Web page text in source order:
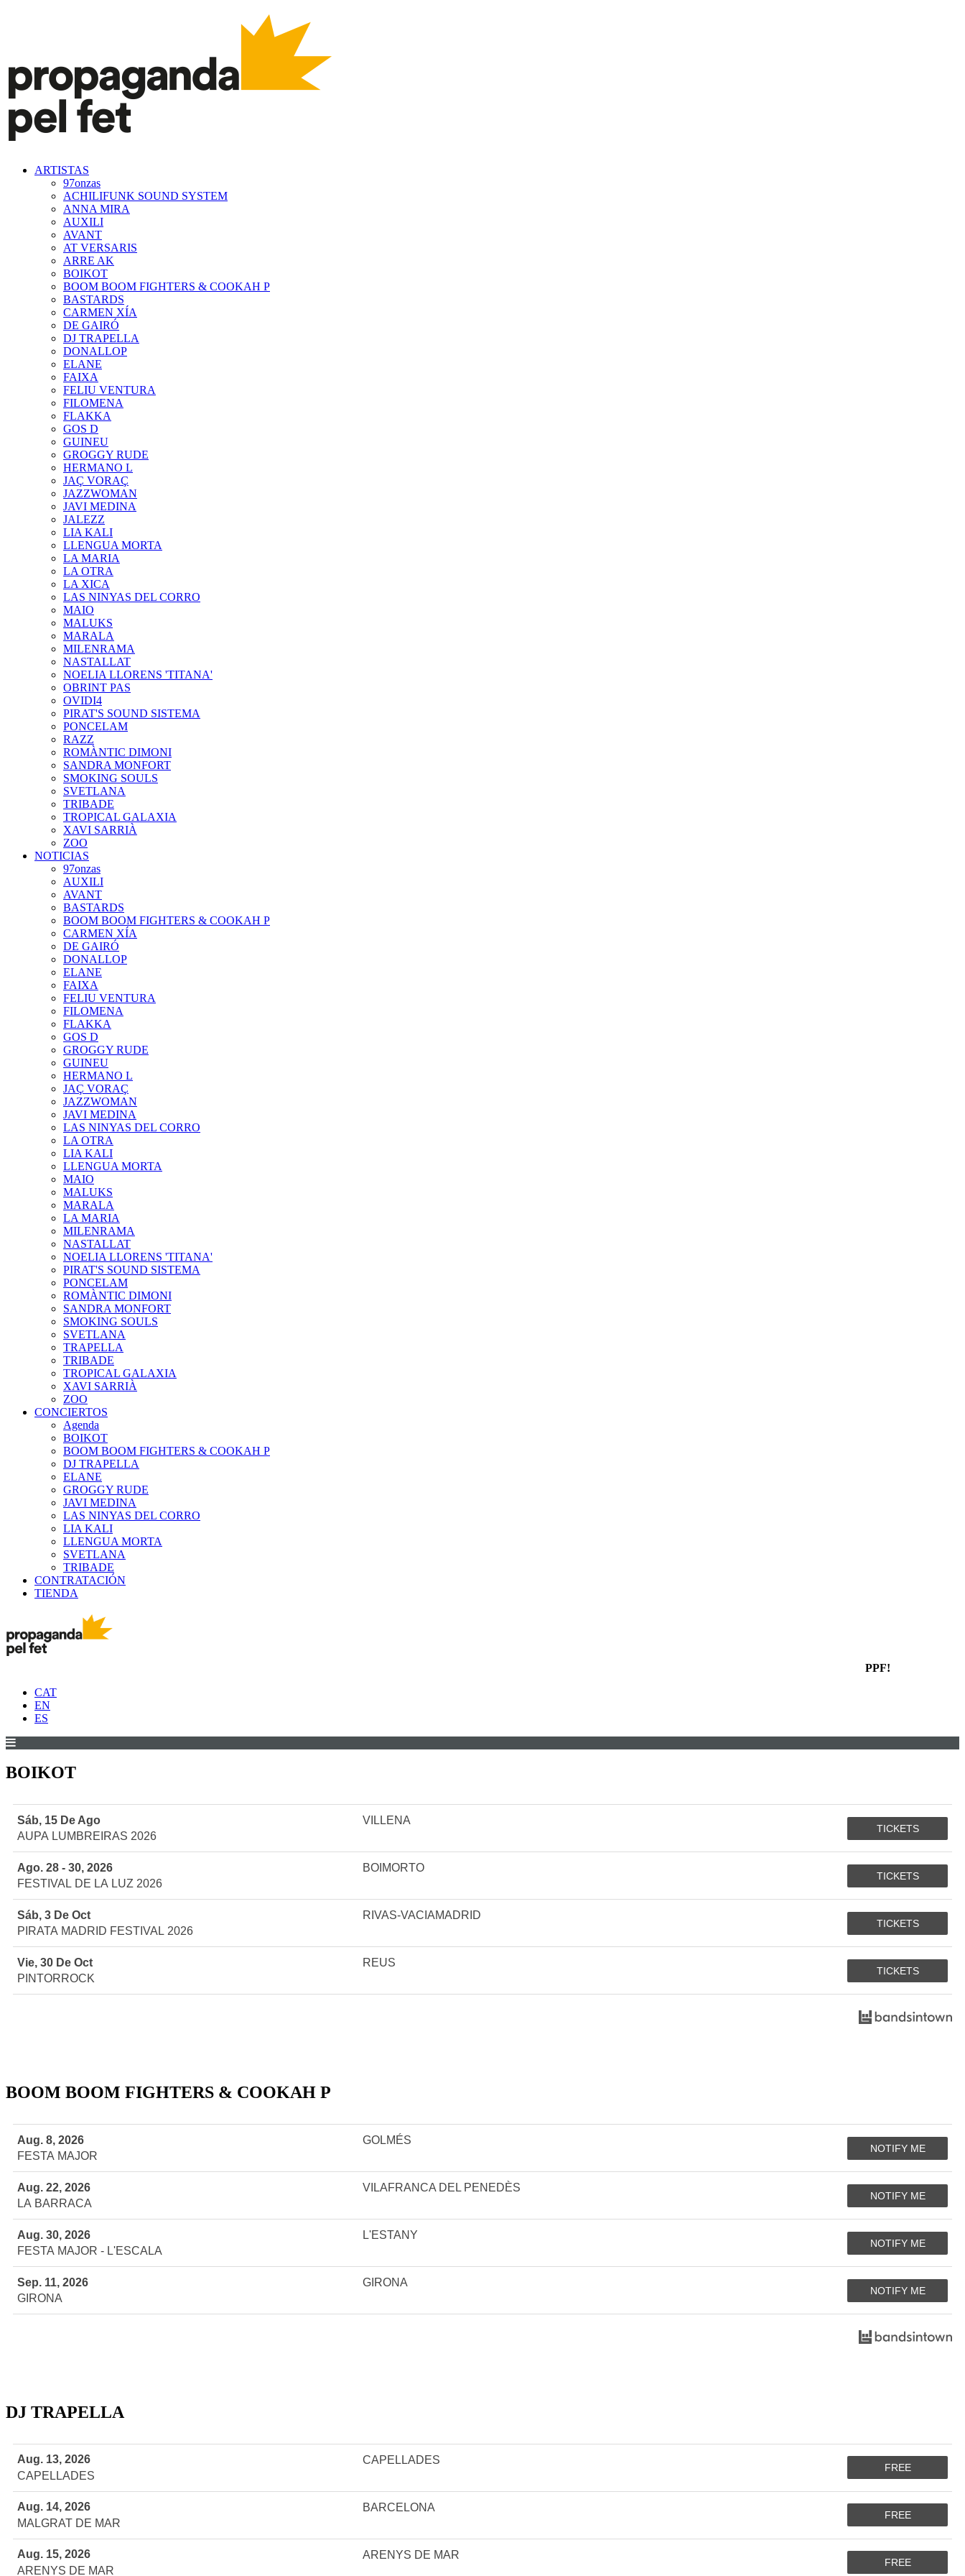
ARTISTAS
97onzas
ACHILIFUNK SOUND SYSTEM
ANNA MIRA
AUXILI
AVANT
AT VERSARIS
ARRE AK
BOIKOT
BOOM BOOM FIGHTERS & COOKAH P
BASTARDS
CARMEN XÍA
DE GAIRÓ
DJ TRAPELLA
DONALLOP
ELANE
FAIXA
FELIU VENTURA
FILOMENA
FLAKKA
GOS D
GUINEU
GROGGY RUDE
HERMANO L
JAÇ VORAÇ
JAZZWOMAN
JAVI MEDINA
JALEZZ
LIA KALI
LLENGUA MORTA
LA MARIA
LA OTRA
LA XICA
LAS NINYAS DEL CORRO
MAIO
MALUKS
MARALA
MILENRAMA
NASTALLAT
NOELIA LLORENS 'TITANA'
OBRINT PAS
OVIDI4
PIRAT'S SOUND SISTEMA
PONCELAM
RAZZ
ROMÀNTIC DIMONI
SANDRA MONFORT
SMOKING SOULS
SVETLANA
TRIBADE
TROPICAL GALAXIA
XAVI SARRIÀ
ZOO
NOTICIAS
97onzas
AUXILI
AVANT
BASTARDS
BOOM BOOM FIGHTERS & COOKAH P
CARMEN XÍA
DE GAIRÓ
DONALLOP
ELANE
FAIXA
FELIU VENTURA
FILOMENA
FLAKKA
GOS D
GROGGY RUDE
GUINEU
HERMANO L
JAÇ VORAÇ
JAZZWOMAN
JAVI MEDINA
LAS NINYAS DEL CORRO
LA OTRA
LIA KALI
LLENGUA MORTA
MAIO
MALUKS
MARALA
LA MARIA
MILENRAMA
NASTALLAT
NOELIA LLORENS 'TITANA'
PIRAT'S SOUND SISTEMA
PONCELAM
ROMÀNTIC DIMONI
SANDRA MONFORT
SMOKING SOULS
SVETLANA
TRAPELLA
TRIBADE
TROPICAL GALAXIA
XAVI SARRIÀ
ZOO
CONCIERTOS
Agenda
BOIKOT
BOOM BOOM FIGHTERS & COOKAH P
DJ TRAPELLA
ELANE
GROGGY RUDE
JAVI MEDINA
LAS NINYAS DEL CORRO
LIA KALI
LLENGUA MORTA
SVETLANA
TRIBADE
CONTRATACIÓN
TIENDA
PPF!
CAT
EN
ES
BOIKOT
Sáb, 15 De Ago
VILLENA
AUPA LUMBREIRAS 2026
TICKETS
Ago. 28 - 30, 2026
BOIMORTO
FESTIVAL DE LA LUZ 2026
TICKETS
Sáb, 3 De Oct
RIVAS-VACIAMADRID
PIRATA MADRID FESTIVAL 2026
TICKETS
Vie, 30 De Oct
REUS
PINTORROCK
TICKETS
BOOM BOOM FIGHTERS & COOKAH P
Aug. 8, 2026
GOLMÉS
FESTA MAJOR
NOTIFY ME
Aug. 22, 2026
VILAFRANCA DEL PENEDÈS
LA BARRACA
NOTIFY ME
Aug. 30, 2026
L'ESTANY
FESTA MAJOR - L'ESCALA
NOTIFY ME
Sep. 11, 2026
GIRONA
GIRONA
NOTIFY ME
DJ TRAPELLA
Aug. 13, 2026
CAPELLADES
CAPELLADES
FREE
Aug. 14, 2026
BARCELONA
MALGRAT DE MAR
FREE
Aug. 15, 2026
ARENYS DE MAR
ARENYS DE MAR
FREE